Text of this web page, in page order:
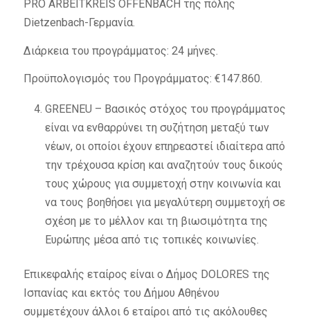
PRO ARBEITKREIS OFFENBACH της πόλης
Dietzenbach-Γερμανία.
Διάρκεια του προγράμματος: 24 μήνες.
Προϋπολογισμός του Προγράμματος: €147.860.
GREENEU – Βασικός στόχος του προγράμματος
είναι να ενθαρρύνει τη συζήτηση μεταξύ των
νέων, οι οποίοι έχουν επηρεαστεί ιδιαίτερα από
την τρέχουσα κρίση και αναζητούν τους δικούς
τους χώρους για συμμετοχή στην κοινωνία και
να τους βοηθήσει για μεγαλύτερη συμμετοχή σε
σχέση με το μέλλον και τη βιωσιμότητα της
Ευρώπης μέσα από τις τοπικές κοινωνίες.
Επικεφαλής εταίρος είναι ο Δήμος DOLORES της
Ισπανίας και εκτός του Δήμου Αθηένου
συμμετέχουν άλλοι 6 εταίροι από τις ακόλουθες